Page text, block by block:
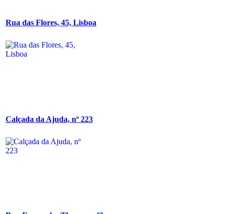
Rua das Flores, 45, Lisboa
Calçada da Ajuda, nº 223